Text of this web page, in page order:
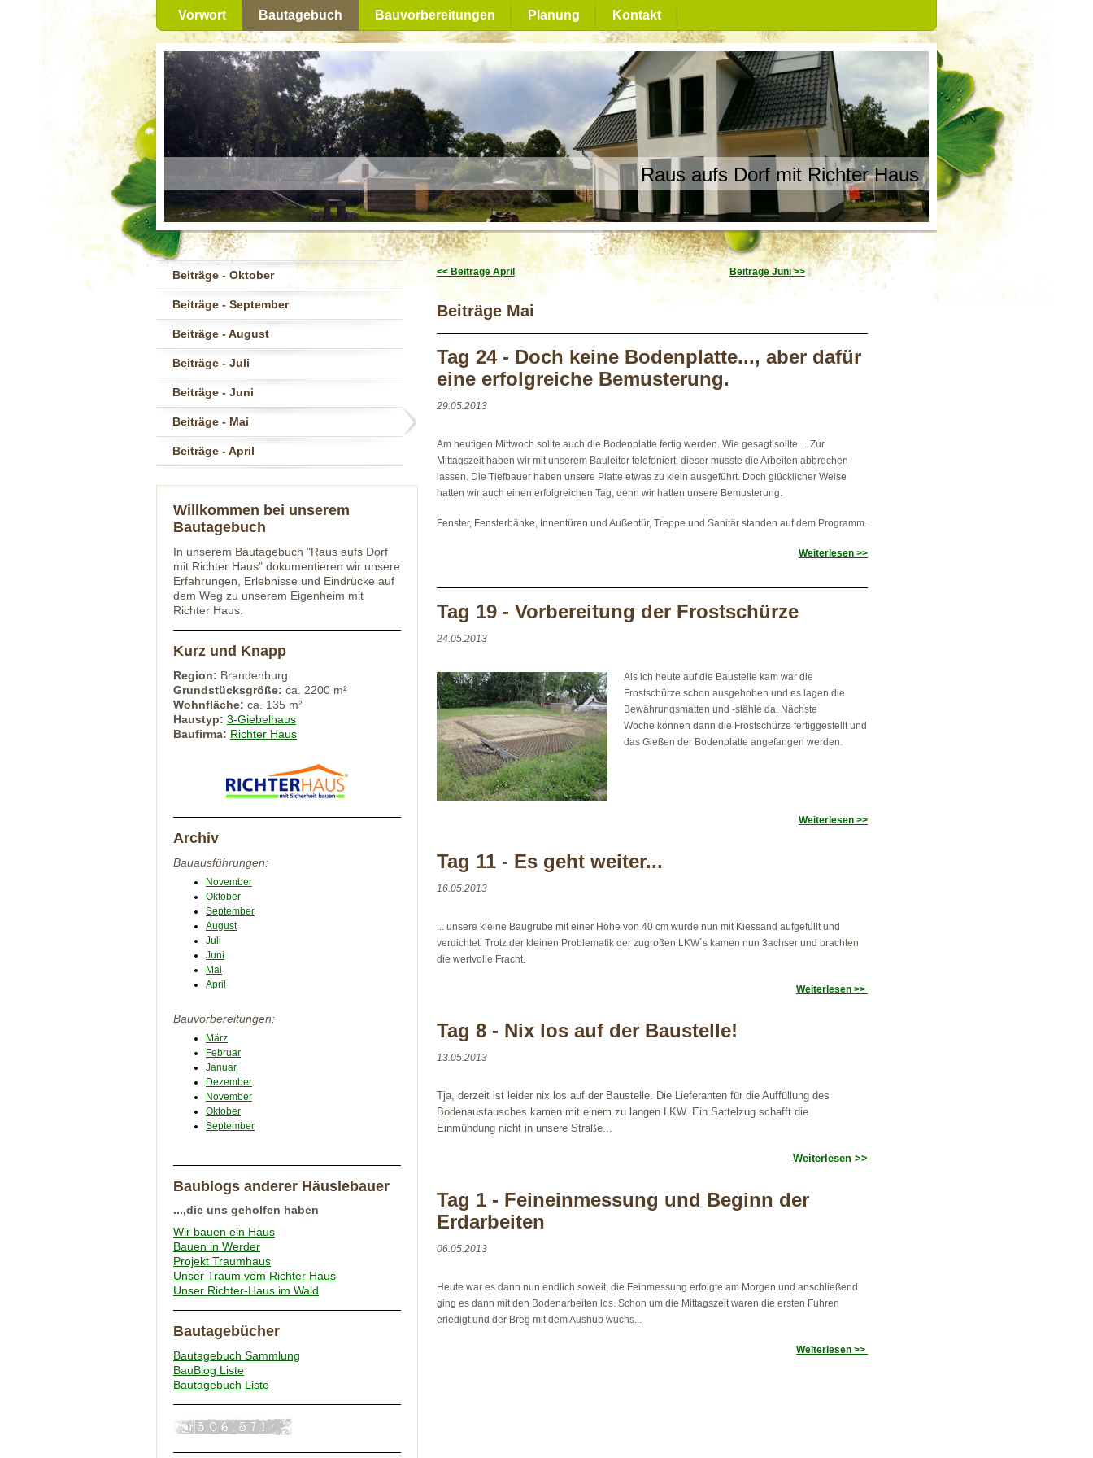
Vorwort Bautagebuch Bauvorbereitungen Planung Kontakt
Raus aufs Dorf mit Richter Haus
Beiträge - Oktober
Beiträge - September
Beiträge - August
Beiträge - Juli
Beiträge - Juni
Beiträge - Mai
Beiträge - April
Willkommen bei unserem
Bautagebuch
In unserem Bautagebuch "Raus aufs Dorf
mit Richter Haus" dokumentieren wir unsere
Erfahrungen, Erlebnisse und Eindrücke auf
dem Weg zu unserem Eigenheim mit
Richter Haus.
Kurz und Knapp
Region: Brandenburg
Grundstücksgröße: ca. 2200 m²
Wohnfläche: ca. 135 m²
Haustyp: 3-Giebelhaus
Baufirma: Richter Haus
Archiv
Bauausführungen:
November
Oktober
September
August
Juli
Juni
Mai
April
Bauvorbereitungen:
März
Februar
Januar
Dezember
November
Oktober
September
Baublogs anderer Häuslebauer
...,die uns geholfen haben
Wir bauen ein Haus
Bauen in Werder
Projekt Traumhaus
Unser Traum vom Richter Haus
Unser Richter-Haus im Wald
Bautagebücher
Bautagebuch Sammlung
BauBlog Liste
Bautagebuch Liste
<< Beiträge April Beiträge Juni >>
Beiträge Mai
Tag 24 - Doch keine Bodenplatte..., aber dafür
eine erfolgreiche Bemusterung.
29.05.2013
Am heutigen Mittwoch sollte auch die Bodenplatte fertig werden. Wie gesagt sollte.... Zur
Mittagszeit haben wir mit unserem Bauleiter telefoniert, dieser musste die Arbeiten abbrechen
lassen. Die Tiefbauer haben unsere Platte etwas zu klein ausgeführt. Doch glücklicher Weise
hatten wir auch einen erfolgreichen Tag, denn wir hatten unsere Bemusterung.
Fenster, Fensterbänke, Innentüren und Außentür, Treppe und Sanitär standen auf dem Programm.
Weiterlesen >>
Tag 19 - Vorbereitung der Frostschürze
24.05.2013
Als ich heute auf die Baustelle kam war die
Frostschürze schon ausgehoben und es lagen die
Bewährungsmatten und -stähle da. Nächste
Woche können dann die Frostschürze fertiggestellt und
das Gießen der Bodenplatte angefangen werden.
Weiterlesen >>
Tag 11 - Es geht weiter...
16.05.2013
... unsere kleine Baugrube mit einer Höhe von 40 cm wurde nun mit Kiessand aufgefüllt und
verdichtet. Trotz der kleinen Problematik der zugroßen LKW´s kamen nun 3achser und brachten
die wertvolle Fracht.
Weiterlesen >>
Tag 8 - Nix los auf der Baustelle!
13.05.2013
Tja, derzeit ist leider nix los auf der Baustelle. Die Lieferanten für die Auffüllung des
Bodenaustausches kamen mit einem zu langen LKW. Ein Sattelzug schafft die
Einmündung nicht in unsere Straße...
Weiterlesen >>
Tag 1 - Feineinmessung und Beginn der
Erdarbeiten
06.05.2013
Heute war es dann nun endlich soweit, die Feinmessung erfolgte am Morgen und anschließend
ging es dann mit den Bodenarbeiten los. Schon um die Mittagszeit waren die ersten Fuhren
erledigt und der Breg mit dem Aushub wuchs...
Weiterlesen >>